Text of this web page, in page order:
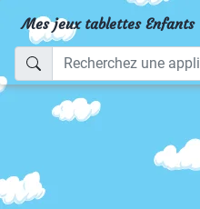
Mes jeux tablettes Enfants